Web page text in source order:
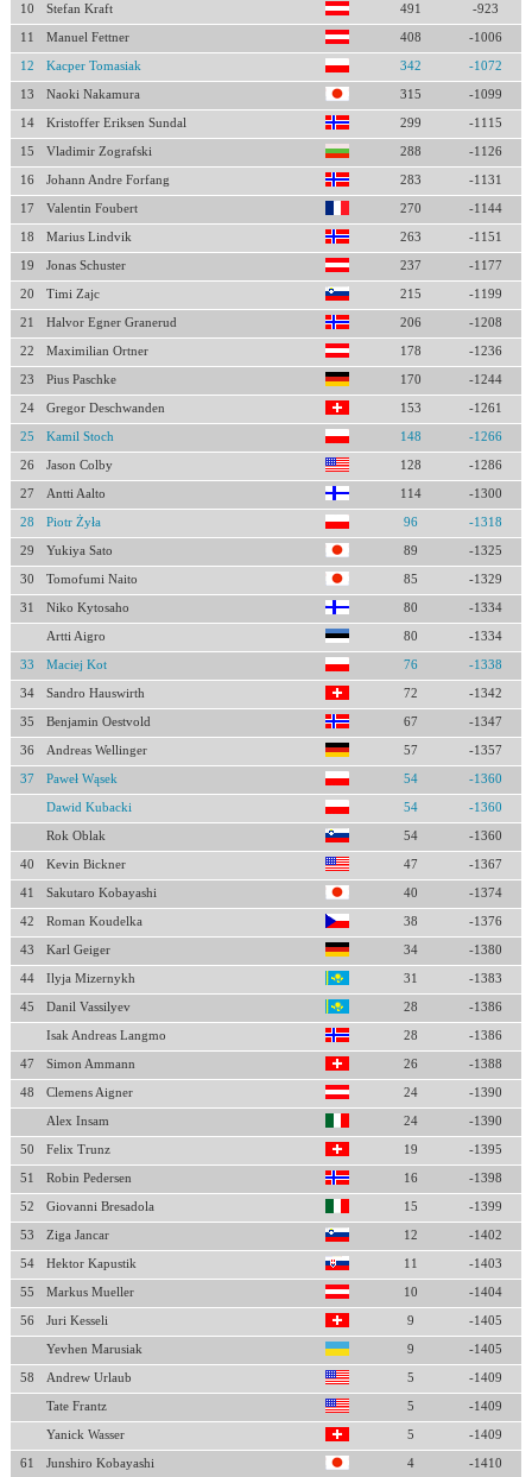
10 Stefan Kraft 491 -923
11 Manuel Fettner 408 -1006
12 Kacper Tomasiak 342 -1072
13 Naoki Nakamura 315 -1099
14 Kristoffer Eriksen Sundal 299 -1115
15 Vladimir Zografski 288 -1126
16 Johann Andre Forfang 283 -1131
17 Valentin Foubert 270 -1144
18 Marius Lindvik 263 -1151
19 Jonas Schuster 237 -1177
20 Timi Zajc 215 -1199
21 Halvor Egner Granerud 206 -1208
22 Maximilian Ortner 178 -1236
23 Pius Paschke 170 -1244
24 Gregor Deschwanden 153 -1261
25 Kamil Stoch 148 -1266
26 Jason Colby 128 -1286
27 Antti Aalto 114 -1300
28 Piotr Żyła 96 -1318
29 Yukiya Sato 89 -1325
30 Tomofumi Naito 85 -1329
31 Niko Kytosaho 80 -1334
Artti Aigro 80 -1334
33 Maciej Kot 76 -1338
34 Sandro Hauswirth 72 -1342
35 Benjamin Oestvold 67 -1347
36 Andreas Wellinger 57 -1357
37 Paweł Wąsek 54 -1360
Dawid Kubacki 54 -1360
Rok Oblak 54 -1360
40 Kevin Bickner 47 -1367
41 Sakutaro Kobayashi 40 -1374
42 Roman Koudelka 38 -1376
43 Karl Geiger 34 -1380
44 Ilyja Mizernykh 31 -1383
45 Danil Vassilyev 28 -1386
Isak Andreas Langmo 28 -1386
47 Simon Ammann 26 -1388
48 Clemens Aigner 24 -1390
Alex Insam 24 -1390
50 Felix Trunz 19 -1395
51 Robin Pedersen 16 -1398
52 Giovanni Bresadola 15 -1399
53 Ziga Jancar 12 -1402
54 Hektor Kapustik 11 -1403
55 Markus Mueller 10 -1404
56 Juri Kesseli 9 -1405
Yevhen Marusiak 9 -1405
58 Andrew Urlaub 5 -1409
Tate Frantz 5 -1409
Yanick Wasser 5 -1409
61 Junshiro Kobayashi 4 -1410